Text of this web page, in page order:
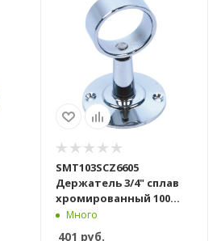
SMT103SCZ6605
Держатель 3/4" сплав
хромированный 100
шт/кор
Много
401 руб.